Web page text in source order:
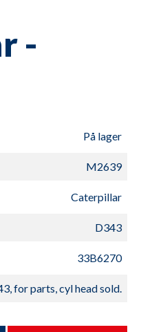
-
På lager
M2639
Caterpillar
D343
33B6270
for parts, cyl head sold.